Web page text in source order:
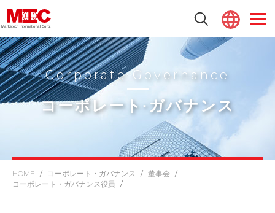
Marketech lnternational Corp.
Corporate Governance
コーポレート·ガバナンス
コーポレート・ガバナンス
董事会
コーポレート・ガバナンス役員